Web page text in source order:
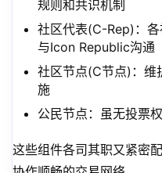
规则和共识机制
社区代表(C-Rep)：
与Icon Republic沟通
社区节点(C节点)：维
施
公民节点：虽无投票
这些组件各司其职又紧密